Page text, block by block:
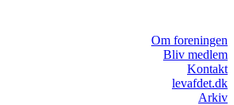
Om foreningen
Bliv medlem
Kontakt
levafdet.dk
Arkiv